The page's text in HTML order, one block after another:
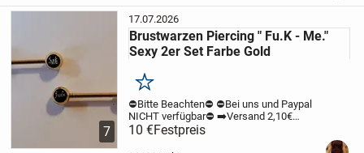
7
17.07.2026
Brustwarzen Piercing " Fu.K - Me."
Sexy 2er Set Farbe Gold
Merken
⛔️Bitte Beachten⛔️ ⛔️Bei uns und Paypal
NICHT verfügbar⛔️ ➡️Versand 2,10€
unversichert mit der Deutschen Post.
Zahlung per Überweisung möglich ⬅️
10 €Festpreis